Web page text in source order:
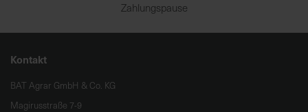
Zahlungspause
Kontakt
BAT Agrar GmbH & Co. KG
Magirusstraße 7-9